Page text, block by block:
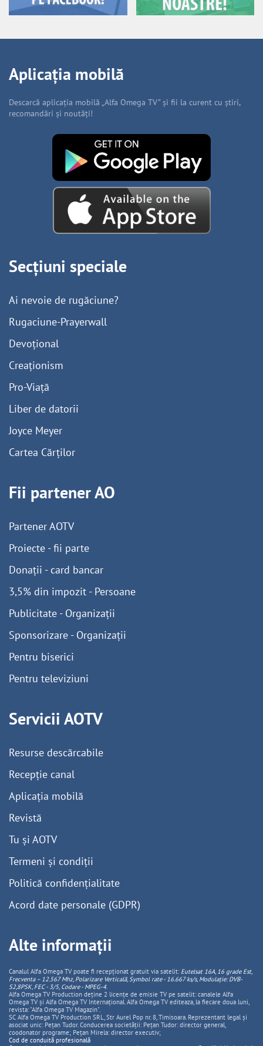
Aplicația mobilă
Descarcă aplicația mobilă „Alfa Omega TV” și fii la curent cu știri,
recomandări și noutăți!
Secțiuni speciale
Ai nevoie de rugăciune?
Rugaciune-Prayerwall
Devoțional
Creaționism
Pro-Viață
Liber de datorii
Joyce Meyer
Cartea Cărților
Fii partener AO
Partener AOTV
Proiecte - fii parte
Donații - card bancar
3,5% din impozit - Persoane
Publicitate - Organizații
Sponsorizare - Organizații
Pentru biserici
Pentru televiziuni
Servicii AOTV
Resurse descărcabile
Recepție canal
Aplicația mobilă
Revistă
Tu și AOTV
Termeni și condiții
Politică confidențialitate
Acord date personale (GDPR)
Alte informații
Canalul Alfa Omega TV poate fi recepționat gratuit via satelit: Eutelsat 16A, 16 grade Est,
Frecventa – 12.567 Mhz, PolarizareVerticală, Symbol rate - 16.667 ks/s, Modulație: DVB-
S2,8PSK, FEC - 3/5, Codare - MPEG-4.
Alfa Omega TV Production deține 2 licențe de emisie TV pe satelit: canalele Alfa
Omega TV și Alfa Omega TV Internațional. Alfa Omega TV editeaza, la fiecare doua luni,
revista: "Alfa Omega TV Magazin".
SC Alfa Omega TV Production SRL, Str Aurel Pop nr. 8, Timisoara. Reprezentant legal și
asociat unic: Pețan Tudor. Conducerea societății: Pețan Tudor: director general,
coodonator programe; Pețan Mirela: director executiv;
Cod de conduită profesională